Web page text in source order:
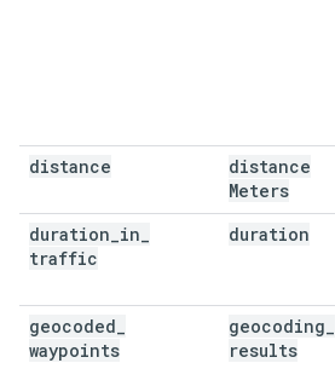
distance
distance
Meters
duration in
traffic
duration
geocoded
waypoints
geocoding
results